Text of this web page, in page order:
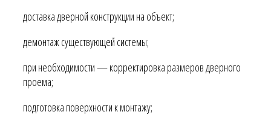
доставка дверной конструкции на объект;
демонтаж существующей системы;
при необходимости — корректировка размеров дверного
проема;
подготовка поверхности к монтажу;